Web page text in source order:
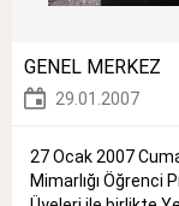
GENEL MERKEZ
29.01.2007
27 Ocak 2007
Mimarlığı Öğrenci